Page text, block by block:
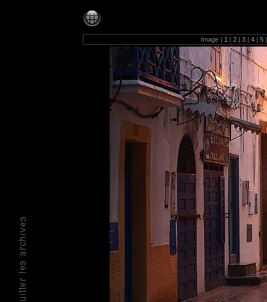
Image | 1 | 2 | 3 | 4 | 5